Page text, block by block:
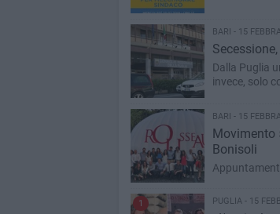
BARI - 15
Dalla Puglia
invece, solo
BARI - 15
Movimento
Bonisoli
1 PUGLIA - 15